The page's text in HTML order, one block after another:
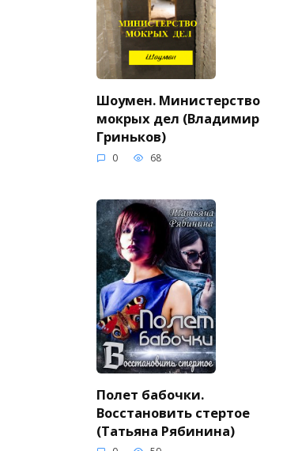
Шоумен. Министерство
мокрых дел (Владимир
Гриньков)
0 68
Полет бабочки.
Восстановить стертое
(Татьяна Рябинина)